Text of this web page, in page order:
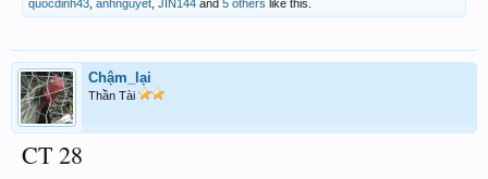
quocdinh43 anhnguyet JIN144 and 5 others like this.
Chậm_lại
Thần Tài
CT 28